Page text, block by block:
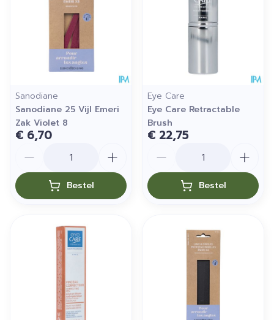
Sanodiane
Sanodiane 25 Vijl Emeri
Zak Violet 8
€ 6,70
Bestel
Eye Care
Eye Care Retractable
Brush
€ 22,75
Bestel